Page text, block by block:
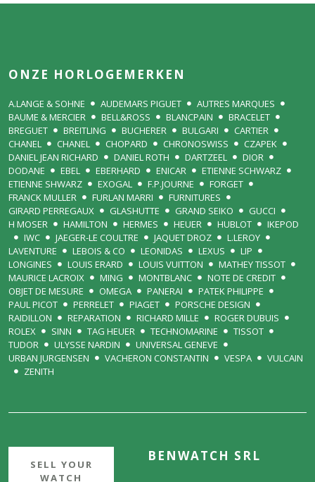
BENWATCH SRL
ONZE HORLOGEMERKEN
A.LANGE & SOHNE AUDEMARS PIGUET
AUTRES MARQUES
BAUME & MERCIER
BELL&ROSS BLANCPAIN
BRACELET
BREGUET
BREITLING BUCHERER BULGARI
CARTIER
CHANEL
CHANEL CHOPARD CHRONOSWISS
CZAPEK
DANIEL JEAN RICHARD
DANIEL ROTH DARTZEEL
DIOR
DODANE
EBEL EBERHARD ENICAR
ETIENNE SCHWARZ
ETIENNE SHWARZ
EXOGAL F.P.JOURNE
FORGET
FRANCK MULLER
FURLAN MARRI
FURNITURES
GIRARD PERREGAUX
GLASHUTTE GRAND SEIKO
GUCCI
H MOSER
HAMILTON HERMES HEUER HUBLOT
IKEPOD
IWC
JAEGER-LE COULTRE JAQUET DROZ
L.LEROY
LAVENTURE
LEBOIS & CO LEONIDAS LEXUS
LIP
LONGINES
LOUIS ERARD LOUIS VUITTON
MATHEY TISSOT
MAURICE LACROIX
MING MONTBLANC
NOTE DE CREDIT
OBJET DE MESURE
OMEGA PANERAI
PATEK PHILIPPE
PAUL PICOT
PERRELET PIAGET
PORSCHE DESIGN
RAIDILLON
REPARATION RICHARD MILLE
ROGER DUBUIS
ROLEX
SINN TAG HEUER TECHNOMARINE
TISSOT
TUDOR
ULYSSE NARDIN
UNIVERSAL GENEVE
URBAN JURGENSEN
VACHERON CONSTANTIN VESPA
VULCAIN
ZENITH
SELL YOUR
WATCH